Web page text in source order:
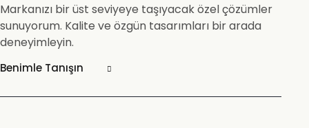
Markanızı bir üst seviyeye taşıyacak özel çözümler
sunuyorum. Kalite ve özgün tasarımları bir arada
deneyimleyin.
Benimle Tanışın